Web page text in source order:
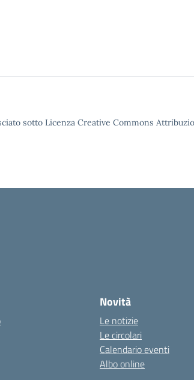
sotto Licenza Creative Commons
Novità
Le notizie
Le circolari
Calendario eventi
Albo online